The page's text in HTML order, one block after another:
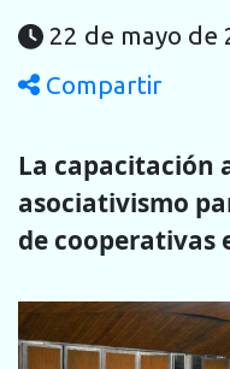
22 de mayo de
Compartir
La capacitación
asociativismo
de cooperativas